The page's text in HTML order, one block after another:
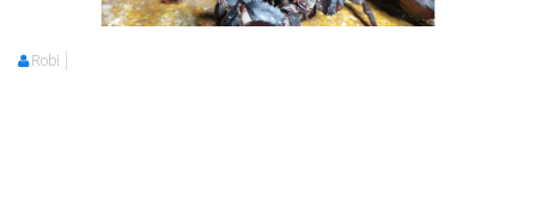
Robi